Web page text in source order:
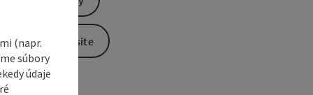
To the website
(napr.
súbory
údaje